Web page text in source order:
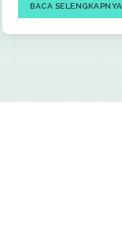
BACA SELENGKAPNYA